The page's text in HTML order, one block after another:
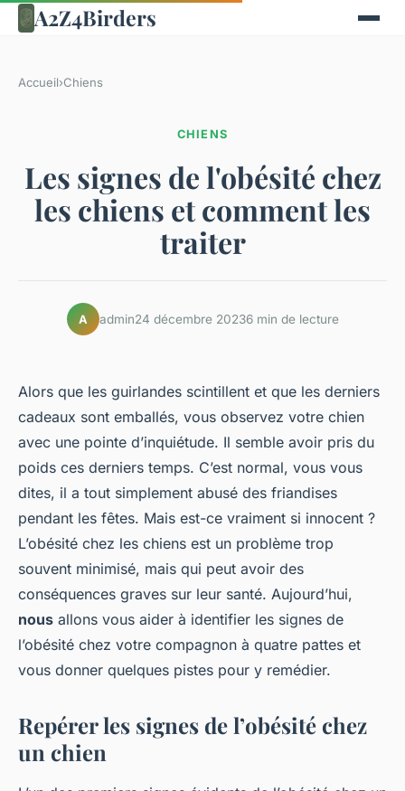
A2Z4Birders
Accueil›Chiens
CHIENS
Les signes de l'obésité chez
les chiens et comment les
traiter
A admin24 décembre 20236 min de lecture
Alors que les guirlandes scintillent et que les derniers
cadeaux sont emballés, vous observez votre chien
avec une pointe d’inquiétude. Il semble avoir pris du
poids ces derniers temps. C’est normal, vous vous
dites, il a tout simplement abusé des friandises
pendant les fêtes. Mais est-ce vraiment si innocent ?
L’obésité chez les chiens est un problème trop
souvent minimisé, mais qui peut avoir des
conséquences graves sur leur santé. Aujourd’hui,
nous allons vous aider à identifier les signes de
l’obésité chez votre compagnon à quatre pattes et
vous donner quelques pistes pour y remédier.
Repérer les signes de l’obésité chez
un chien